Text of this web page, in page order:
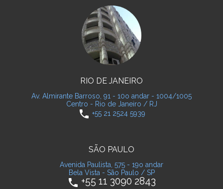
RIO DE JANEIRO
Av. Almirante Barroso, 91 - 10o andar - 1004/1005
Centro - Rio de Janeiro / RJ
phone +55 21 2524 5939
SÃO PAULO
Avenida Paulista, 575 - 19o andar
Bela Vista - São Paulo / SP
phone +55 11 3090 2843